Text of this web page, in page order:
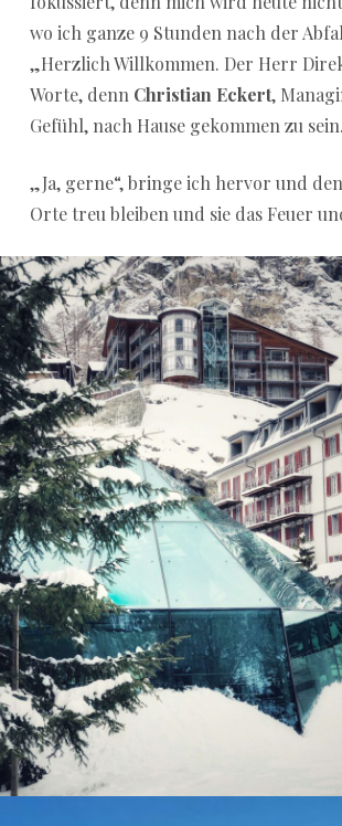
wo ich ganze 9 Stunden nach der
„Herzlich Willkommen. Der Herr
Worte, denn Christian Eckert,
Gefühl, nach Hause gekommen zu
„Ja, gerne“, bringe ich hervor und
Orte treu bleiben und sie das Feuer